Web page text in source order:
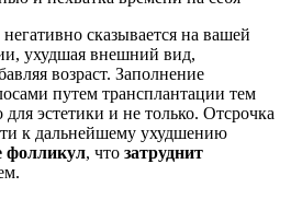
сказывается на вашей
ухудшая внешний вид,
возраст. Заполнение
путем трансплантации тем
эстетики и не только. Отсрочка
к дальнейшему ухудшению
фолликул, что затруднит